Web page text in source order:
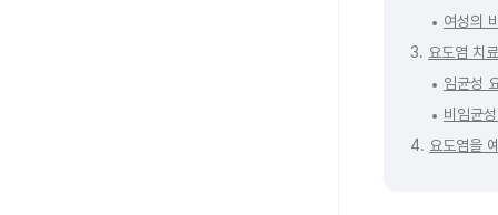
여성의
3. 요도염 치
임균성
비임균
4. 요도염을